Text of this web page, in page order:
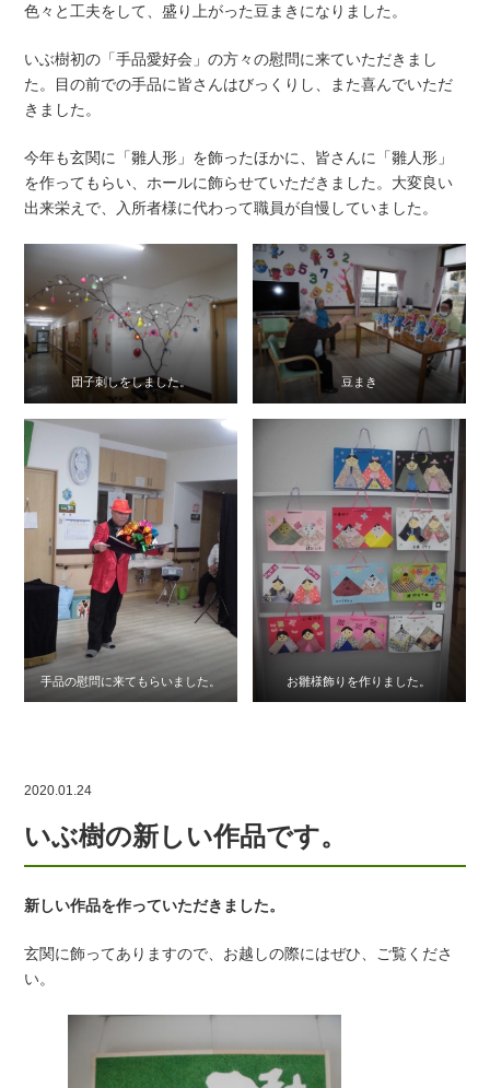
色々と工夫をして、盛り上がった豆まきになりました。
いぶ樹初の「手品愛好会」の方々の慰問に来ていただきまし
た。目の前での手品に皆さんはびっくりし、また喜んでいただ
きました。
今年も玄関に「雛人形」を飾ったほかに、皆さんに「雛人形」
を作ってもらい、ホールに飾らせていただきました。大変良い
出来栄えで、入所者様に代わって職員が自慢していました。
団子刺しをしました。 豆まき
手品の慰問に来てもらいました。 お雛様飾りを作りました。
2020.01.24
いぶ樹の新しい作品です。
新しい作品を作っていただきました。
玄関に飾ってありますので、お越しの際にはぜひ、ご覧くださ
い。